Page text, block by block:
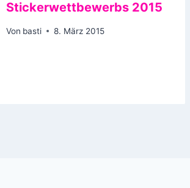
Stickerwettbewerbs 2015
Von basti 8. März 2015